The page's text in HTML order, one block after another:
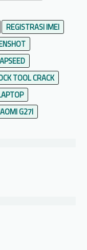
REGISTRASI IMEI
TOOL CRACK
G27I